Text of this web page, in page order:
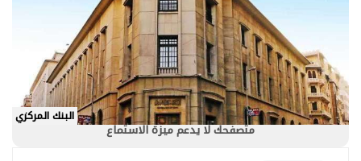
البنك المركزي
متصفحك لا يدعم ميزة الاستماع